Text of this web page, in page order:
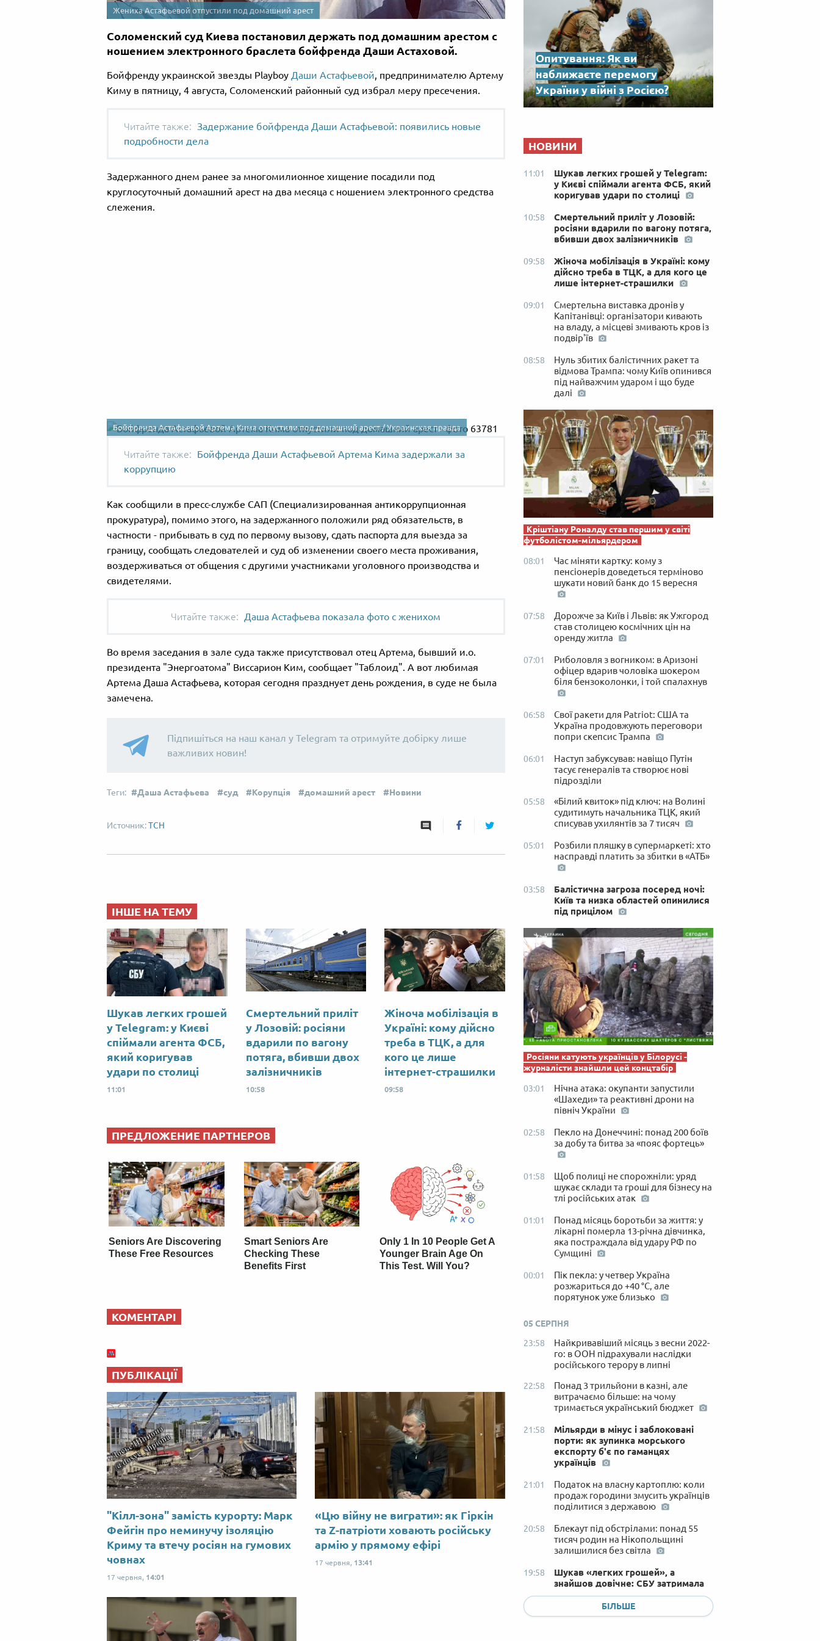
Жениха Астафьевой отпустили под домашний арест
Соломенский суд Киева постановил держать под домашним арестом с
ношением электронного браслета бойфренда Даши Астаховой.
Бойфренду украинской звезды Playboy Даши Астафьевой, предпринимателю Артему
Киму в пятницу, 4 августа, Соломенский районный суд избрал меру пресечения.
Задержание бойфренда Даши Астафьевой: появились новые
подробности дела
Задержанного днем ранее за многомилионное хищение посадили под
круглосуточный домашний арест на два месяца с ношением электронного средства
слежения.
Бойфренда Астафьевой Артема Кима отпустили под домашний арест /Украинская правда
Бойфренда Даши Астафьевой Артема Кима задержали за
коррупцию
Как сообщили в пресс-службе САП (Специализированная антикоррупционная
прокуратура), помимо этого, на задержанного положили ряд обязательств, в
частности - прибывать в суд по первому вызову, сдать паспорта для выезда за
границу, сообщать следователей и суд об изменении своего места проживания,
воздерживаться от общения с другими участниками уголовного производства и
свидетелями.
Даша Астафьева показала фото с женихом
Во время заседания в зале суда также присутствовал отец Артема, бывший и.о.
президента "Энергоатома" Виссарион Ким, сообщает "Таблоид". А вот любимая
Артема Даша Астафьева, которая сегодня празднует день рождения, в суде не была
замечена.
Підпишіться на наш канал у Telegram та отримуйте добірку лише
важливих новин!
Даша Астафьева суд Корупція домашний арест Новини
ТСН
ІНШЕ НА ТЕМУ
Шукав легких грошей
у Telegram: у Києві
спіймали агента ФСБ,
який коригував
удари по столиці
11:01
Смертельний приліт
у Лозовій: росіяни
вдарили по вагону
потяга, вбивши двох
залізничників
10:58
Жіноча мобілізація в
Україні: кому дійсно
треба в ТЦК, а для
кого це лише
інтернет-страшилки
09:58
ПРЕДЛОЖЕНИЕ ПАРТНЕРОВ
Seniors Are Discovering
These Free Resources
Smart Seniors Are
Checking These
Benefits First
Only 1 In 10 People Get A
Younger Brain Age On
This Test. Will You?
КОМЕНТАРІ
ПУБЛІКАЦІЇ
"Кілл-зона" замість курорту: Марк
Фейгін про неминучу ізоляцію
Криму та втечу росіян на гумових
човнах
17 червня, 14:01
«Цю війну не виграти»: як Гіркін
та Z-патріоти ховають російську
армію у прямому ефірі
17 червня, 13:41
Опитування: Як ви
наближаєте перемогу
України у війні з Росією?
НОВИНИ
11:01
Шукав легких грошей у Telegram:
у Києві спіймали агента ФСБ, який
коригував удари по столиці
10:58
Смертельний приліт у Лозовій:
росіяни вдарили по вагону потяга,
вбивши двох залізничників
09:58
Жіноча мобілізація в Україні: кому
дійсно треба в ТЦК, а для кого це
лише інтернет-страшилки
09:01
Смертельна виставка дронів у
Капітанівці: організатори кивають
на владу, а місцеві змивають кров із
подвір'їв
08:58
Нуль збитих балістичних ракет та
відмова Трампа: чому Київ опинився
під найважчим ударом і що буде
далі
Кріштіану Роналду став першим у світі
футболістом-мільярдером
08:01
Час міняти картку: кому з
пенсіонерів доведеться терміново
шукати новий банк до 15 вересня
07:58
Дорожче за Київ і Львів: як Ужгород
став столицею космічних цін на
оренду житла
07:01
Риболовля з вогником: в Аризоні
офіцер вдарив чоловіка шокером
біля бензоколонки, і той спалахнув
06:58
Свої ракети для Patriot: США та
Україна продовжують переговори
попри скепсис Трампа
06:01
Наступ забуксував: навіщо Путін
тасує генералів та створює нові
підрозділи
05:58
«Білий квиток» під ключ: на Волині
судитимуть начальника ТЦК, який
списував ухилянтів за 7 тисяч
05:01
Розбили пляшку в супермаркеті: хто
насправді платить за збитки в «АТБ»
03:58
Балістична загроза посеред ночі:
Київ та низка областей опинилися
під прицілом
Росіяни катують українців у Білорусі -
журналісти знайшли цей концтабір
03:01
Нічна атака: окупанти запустили
«Шахеди» та реактивні дрони на
північ України
02:58
Пекло на Донеччині: понад 200 боїв
за добу та битва за «пояс фортець»
01:58
Щоб полиці не спорожніли: уряд
шукає склади та гроші для бізнесу на
тлі російських атак
01:01
Понад місяць боротьби за життя: у
лікарні померла 13-річна дівчинка,
яка постраждала від удару РФ по
Сумщині
00:01
Пік пекла: у четвер Україна
розжариться до +40 °C, але
порятунок уже близько
05 СЕРПНЯ
23:58
Найкривавіший місяць з весни 2022-
го: в ООН підрахували наслідки
російського терору в липні
22:58
Понад 3 трильйони в казні, але
витрачаємо більше: на чому
тримається український бюджет
21:58
Мільярди в мінус і заблоковані
порти: як зупинка морського
експорту б'є по гаманцях
українців
21:01
Податок на власну картоплю: коли
продаж городини змусить українців
поділитися з державою
20:58
Блекаут під обстрілами: понад 55
тисяч родин на Нікопольщині
залишилися без світла
19:58
Шукав «легких грошей», а
знайшов довічне: СБУ затримала
будівельника, який наводив
балістику на Київ
БІЛЬШЕ